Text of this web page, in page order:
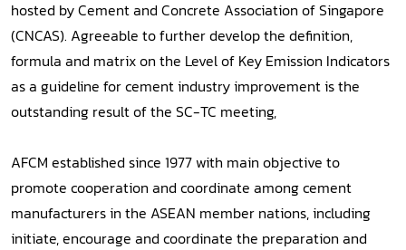
hosted by Cement and Concrete Association of Singapore
(CNCAS). Agreeable to further develop the definition,
formula and matrix on the Level of Key Emission Indicators
as a guideline for cement industry improvement is the
outstanding result of the SC-TC meeting,
AFCM established since 1977 with main objective to
promote cooperation and coordinate among cement
manufacturers in the ASEAN member nations, including
initiate, encourage and coordinate the preparation and